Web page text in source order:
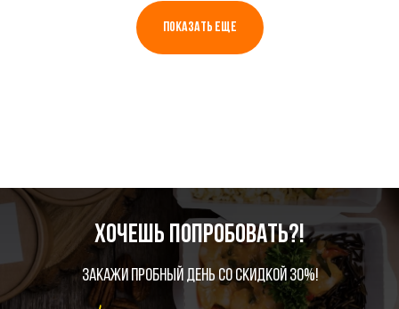
ПОКАЗАТЬ ЕЩЕ
Хочешь попробовать?!
Закажи пробный день со скидкой 30%!